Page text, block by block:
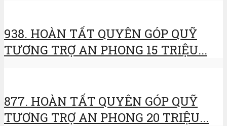
938. HOÀN TẤT QUYÊN GÓP QUỸ
TƯƠNG TRỢ AN PHONG 15 TRIỆU...
877. HOÀN TẤT QUYÊN GÓP QUỸ
TƯƠNG TRỢ AN PHONG 20 TRIỆU...